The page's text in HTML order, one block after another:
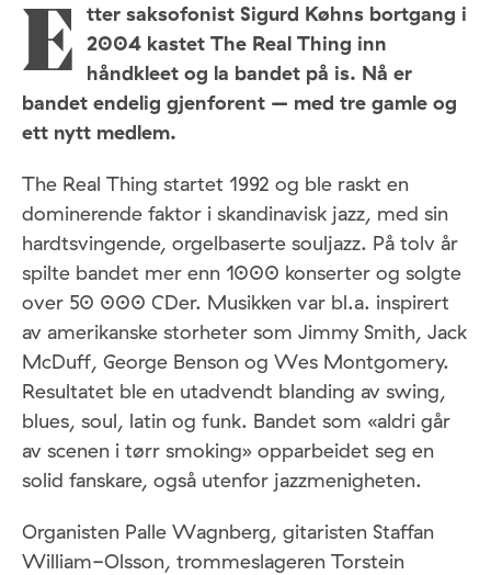
E tter saksofonist Sigurd Køhns bortgang i
2004 kastet The Real Thing inn
håndkleet og la bandet på is. Nå er
bandet endelig gjenforent – med tre gamle og
ett nytt medlem.
The Real Thing startet 1992 og ble raskt en
dominerende faktor i skandinavisk jazz, med sin
hardtsvingende, orgelbaserte souljazz. På tolv år
spilte bandet mer enn 1000 konserter og solgte
over 50 000 CDer. Musikken var bl.a. inspirert
av amerikanske storheter som Jimmy Smith, Jack
McDuff, George Benson og Wes Montgomery.
Resultatet ble en utadvendt blanding av swing,
blues, soul, latin og funk. Bandet som «aldri går
av scenen i tørr smoking» opparbeidet seg en
solid fanskare, også utenfor jazzmenigheten.
Organisten Palle Wagnberg, gitaristen Staffan
William-Olsson, trommeslageren Torstein